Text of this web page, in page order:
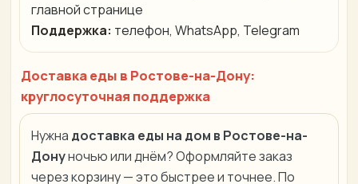
главной странице
Поддержка: телефон, WhatsApp, Telegram
Доставка еды в Ростове-на-Дону:
круглосуточная поддержка
Нужна доставка еды на дом в Ростове-на-
Донуночью или днём? Оформляйте заказ
через корзину — это быстрее и точнее. По